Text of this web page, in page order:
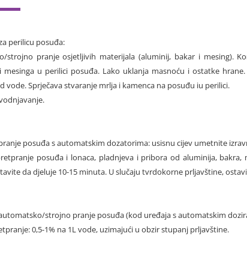
perilicu posuđa:
strojno pranje osjetljivih materijala (aluminij, bakar i mesing).
mesinga u perilici posuđa. Lako uklanja masnoću i ostatke
vode. Sprječava stvaranje mrlja i kamenca na posuđu iu perilici.
posuđa s automatskim dozatorima: usisnu cijev umetnite
posuđa i lonaca, pladnjeva i pribora od aluminija,
da djeluje 10-15 minuta. U slučaju tvrdokorne prljavštine,
strojno pranje posuđa (kod uređaja s automatskim
0,5-1% na 1L vode, uzimajući u obzir stupanj prljavštine.